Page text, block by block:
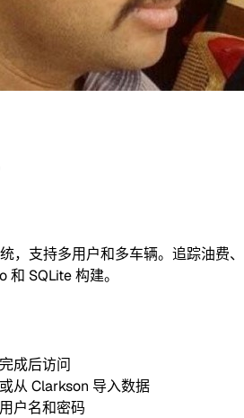
，支持多用户和多车辆。追踪油费、
SQLite 构建。
成后访问
从 Clarkson 导入数据
户名和密码